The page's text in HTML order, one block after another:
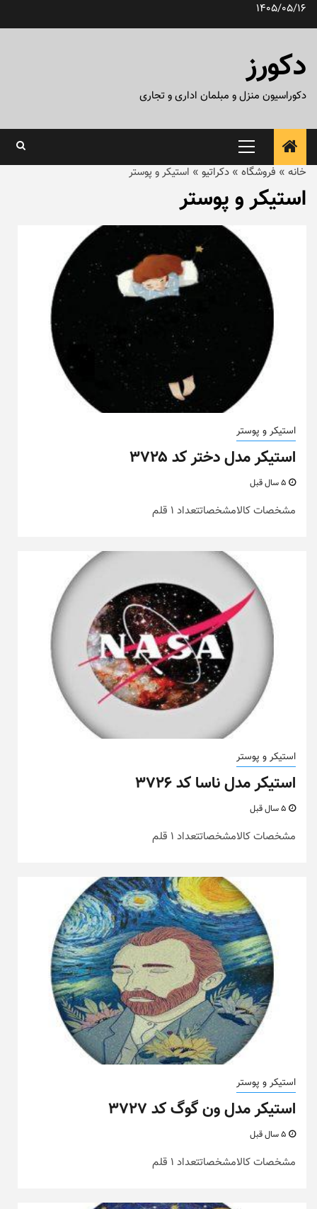
پرش1405/05/16
دکورز
دکوراسیون منزل و مبلمان اداری و تجاری
منوی
اصلی
خانه » فروشگاه » دکراتیو » استیکر و پوستر
استیکر و پوستر
استیکر و پوستر
استیکر مدل دختر کد ۳۷۲۵
مشخصات کالامشخصاتتعداد 1 قلم
استیکر و پوستر
استیکر مدل ناسا کد ۳۷۲۶
مشخصات کالامشخصاتتعداد 1 قلم
استیکر و پوستر
استیکر مدل ون گوگ کد ۳۷۲۷
مشخصات کالامشخصاتتعداد 1 قلم